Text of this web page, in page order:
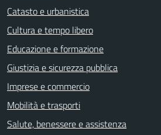
Catasto e urbanistica
Cultura e tempo libero
Educazione e formazione
Giustizia e sicurezza pubblica
Imprese e commercio
Mobilità e trasporti
Salute, benessere e assistenza